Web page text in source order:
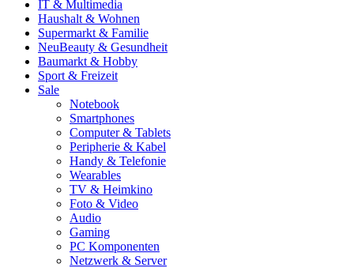
IT & Multimedia
Haushalt & Wohnen
Supermarkt & Familie
NeuBeauty & Gesundheit
Baumarkt & Hobby
Sport & Freizeit
Sale
Notebook
Smartphones
Computer & Tablets
Peripherie & Kabel
Handy & Telefonie
Wearables
TV & Heimkino
Foto & Video
Audio
Gaming
PC Komponenten
Netzwerk & Server